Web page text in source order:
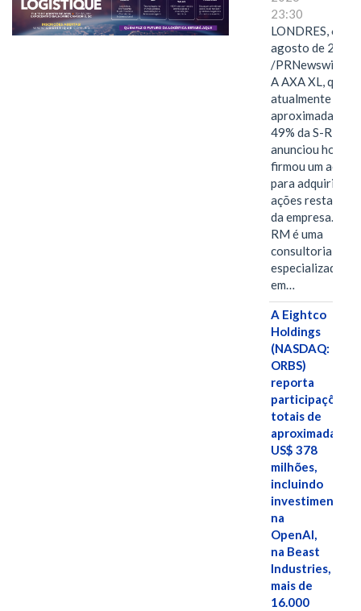
23:30
LONDRES, 6 de
agosto de 2026
/PRNewswire/ --
A AXA XL, que
atualmente
49% da S-RM,
anunciou hoje
firmou um
para adquirir as
ações restantes
da empresa. A S-
RM é uma
consultoria
especializada
em…
A Eightco
Holdings
(NASDAQ:
ORBS)
reporta
participações
totais de
US$ 378
milhões,
incluindo
investimentos
na
OpenAI,
na Beast
Industries,
mais de
16.000